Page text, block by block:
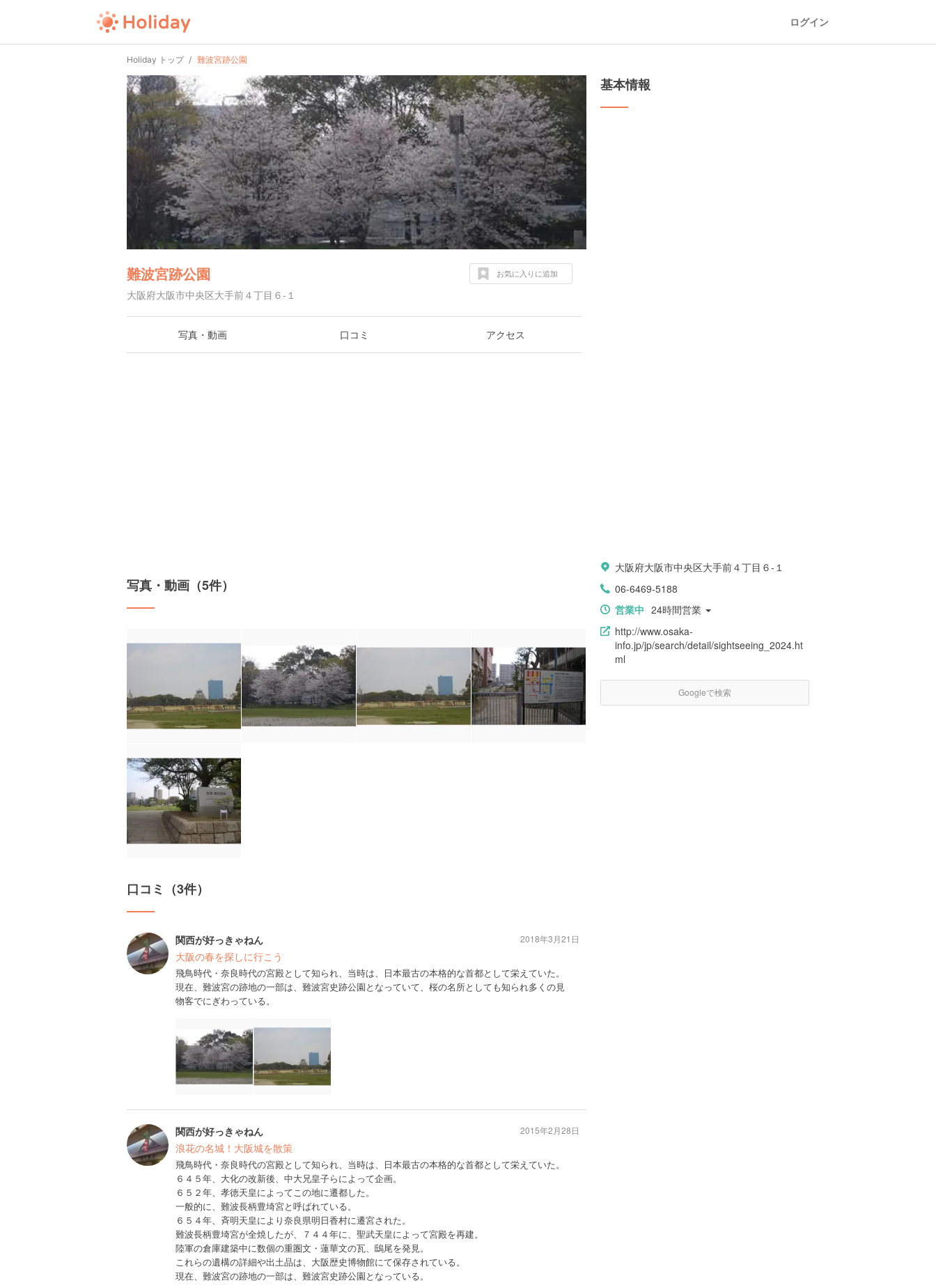
ログイン
Holiday トップ 難波宮跡公園
難波宮跡公園
大阪府大阪市中央区大手前４丁目６-１
お気に入りに追加
写真・動画 口コミ アクセス
写真・動画（5件）
口コミ（3件）
関西が好っきゃねん
大阪の春を探しに行こう
飛鳥時代・奈良時代の宮殿として知られ、当時は、日本最古の本格的な首都として栄えていた。
現在、難波宮の跡地の一部は、難波宮史跡公園となっていて、桜の名所としても知られ多くの見
物客でにぎわっている。
2018年3月21日
関西が好っきゃねん
浪花の名城！大阪城を散策
飛鳥時代・奈良時代の宮殿として知られ、当時は、日本最古の本格的な首都として栄えていた。
６４５年、大化の改新後、中大兄皇子らによって企画。
６５２年、孝徳天皇によってこの地に遷都した。
一般的に、難波長柄豊埼宮と呼ばれている。
６５４年、斉明天皇により奈良県明日香村に遷宮された。
難波長柄豊埼宮が全焼したが、７４４年に、聖武天皇によって宮殿を再建。
陸軍の倉庫建築中に数個の重圏文・蓮華文の瓦、鴟尾を発見。
これらの遺構の詳細や出土品は、大阪歴史博物館にて保存されている。
現在、難波宮の跡地の一部は、難波宮史跡公園となっている。
2015年2月28日
基本情報
大阪府大阪市中央区大手前４丁目６-１
06-6469-5188
営業中 24時間営業
http://www.osaka-
info.jp/jp/search/detail/sightseeing_2024.ht
ml
Googleで検索